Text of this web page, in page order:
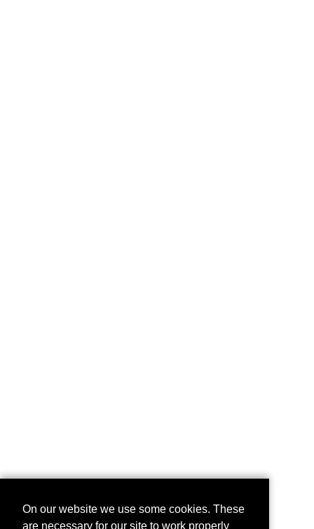
On our website we use some cookies. These
are necessary for our site to work properly